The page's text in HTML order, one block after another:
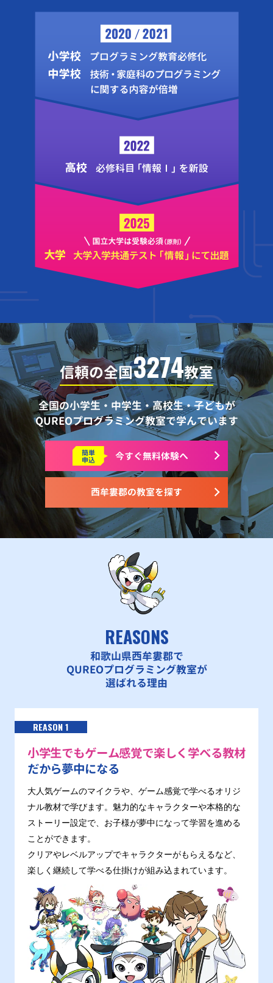
信頼の全国3274教室
全国の小学生・中学生・高校生・子どもが
QUREOプログラミング教室で学んでいます
西牟婁郡の教室を探す
簡単
申込 今すぐ無料体験へ
REASONS
和歌山県西牟婁郡で
QUREOプログラミング教室が
選ばれる理由
REASON 1
小学生でもゲーム感覚で楽しく学べる教材
だから夢中になる
大人気ゲームのマイクラや、ゲーム感覚で学べるオリジ
ナル教材で学びます。魅力的なキャラクターや本格的な
ストーリー設定で、お子様が夢中になって学習を進める
ことができます。
クリアやレベルアップでキャラクターがもらえるなど、
楽しく継続して学べる仕掛けが組み込まれています。